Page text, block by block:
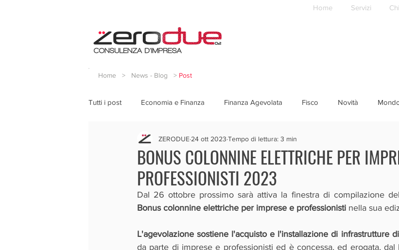
Home Servizi
Home > News - Blog > Post
Tutti i post Economia e Finanza Finanza Agevolata Fisco Novità
BONUS COLONNINE ELETTRICHE PER
PROFESSIONISTI 2023
ZERODUE 24 ott 2023 Tempo di lettura: 3 min
Bonus colonnine elettriche per imprese e professionisti nella sua
L'agevolazione sostiene l'acquisto e l'installazione di infrastrutture
da parte di imprese e professionisti ed è concessa, ed erogata,